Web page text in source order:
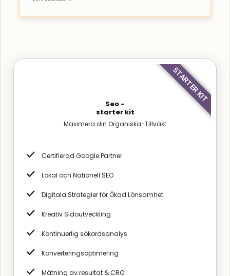
Seo -
starter kit
Maximera din Organiska-Tillväxt
Certifierad Google Partner
Lokal och Nationell SEO
Digitala Strategier för Ökad Lönsamhet
Kreativ Sidoutveckling
Kontinuerlig sökordsanalys
Konverteringsoptimering
Mätning av resultat & CRO
STARTER KIT